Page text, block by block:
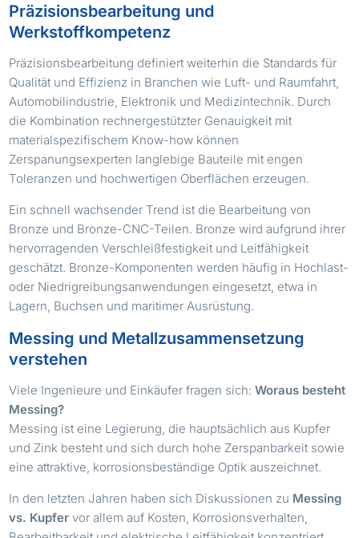
Präzisionsbearbeitung und
Werkstoffkompetenz
Präzisionsbearbeitung definiert weiterhin die Standards für
Qualität und Effizienz in Branchen wie Luft- und Raumfahrt,
Automobilindustrie, Elektronik und Medizintechnik. Durch
die Kombination rechnergestützter Genauigkeit mit
materialspezifischem Know-how können
Zerspanungsexperten langlebige Bauteile mit engen
Toleranzen und hochwertigen Oberflächen erzeugen.
Ein schnell wachsender Trend ist die Bearbeitung von
Bronze und Bronze-CNC-Teilen. Bronze wird aufgrund ihrer
hervorragenden Verschleißfestigkeit und Leitfähigkeit
geschätzt. Bronze-Komponenten werden häufig in Hochlast-
oder Niedrigreibungsanwendungen eingesetzt, etwa in
Lagern, Buchsen und maritimer Ausrüstung.
Messing und Metallzusammensetzung
verstehen
Viele Ingenieure und Einkäufer fragen sich:Woraus besteht
Messing?
Messing ist eine Legierung, die hauptsächlich aus Kupfer
und Zink besteht und sich durch hohe Zerspanbarkeit sowie
eine attraktive, korrosionsbeständige Optik auszeichnet.
In den letzten Jahren haben sich Diskussionen zu Messing
vs. Kupfer vor allem auf Kosten, Korrosionsverhalten,